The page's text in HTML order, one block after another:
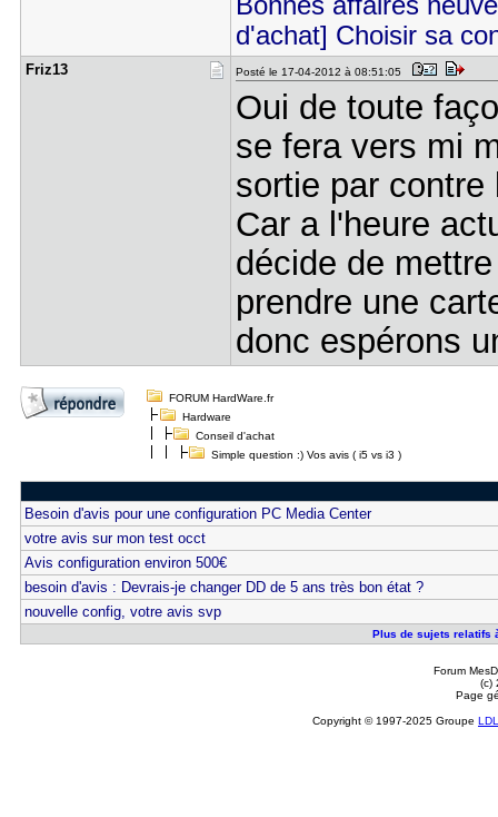
d'achat] Choisir sa
Friz13 Posté le 17-04-2012 à 08:51:05
Oui de toute
se fera vers mi
sortie par
Car a l'heure
décide de
prendre une
donc espérons
FORUM HardWare.fr
Hardware
Conseil d'achat
Simple question :) Vos avis ( i5 vs i3 )
Besoin d'avis pour une configuration PC Media Center
votre avis sur mon test occt
Avis configuration environ 500€
besoin d'avis : Devrais-je changer DD de 5 ans très bon état ?
nouvelle config, votre avis svp
Plus de sujets relatifs
Forum
(c)
Page
Copyright © 1997-2025 Groupe